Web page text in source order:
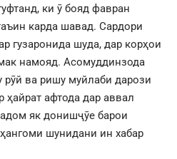
ки ӯ бояд фавран
карда шавад. Сардори
гузаронида шуда, дар корҳои
намояд. Асомуддинзода
ва ришу муйлаби дарози
афтода дар аввал
як донишҷӯе барои
шунидани ин хабар